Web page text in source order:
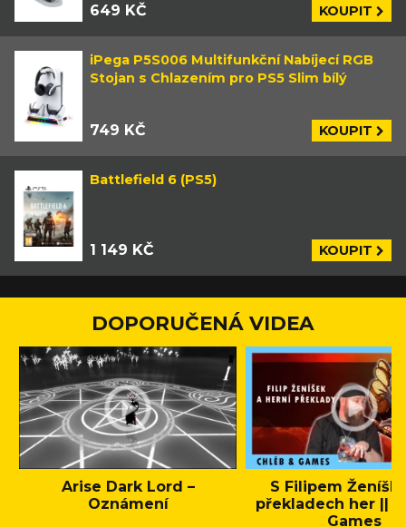
649 KČ KOUPIT
iPega P5S006 Multifunkční Nabíjecí RGB
Stojan s Chlazením pro PS5 Slim bílý
749 KČ KOUPIT
Battlefield 6 (PS5)
1 149 KČ KOUPIT
DOPORUČENÁ VIDEA
Arise Dark Lord –
Oznámení
S Filipem
překladech her ||
Games